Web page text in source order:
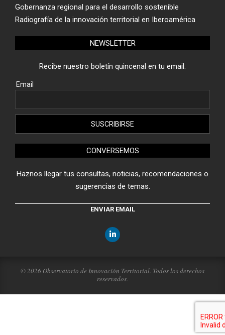
Gobernanza regional para el desarrollo sostenible
Radiografía de la innovación territorial en Iberoamérica
NEWSLETTER
Recibe nuestro boletín quincenal en tu email.
Email
CONVERSEMOS
Haznos llegar tus consultas, noticias, recomendaciones o
sugerencias de temas.
ENVIAR EMAIL
© 2026 Observatorio de Innovación Territorial. Todos los derechos
reservados.